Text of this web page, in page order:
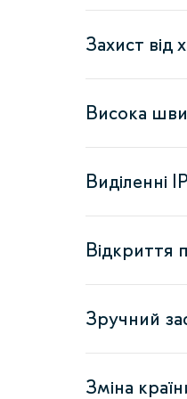
Захист від
Висока
Виділенні
Відкриття
Зручний
Зміна